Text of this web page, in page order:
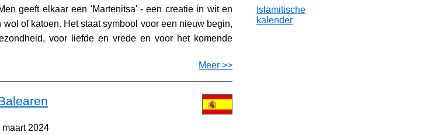
geeft elkaar een 'Martenitsa' - een creatie in wit en
wol of katoen. Het staat symbool voor een nieuw begin,
voor liefde en vrede en voor het komende
Meer >>
2024
Islamitische
kalender